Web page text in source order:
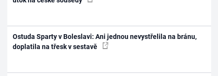
Ostuda Sparty v Boleslavi: Ani jednou nevystřelila na bránu,
doplatila na třesk v sestavě